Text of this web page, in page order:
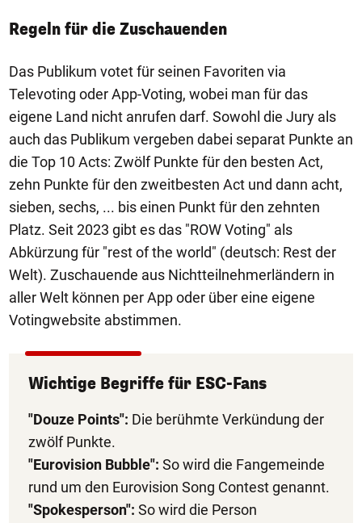
Regeln für die Zuschauenden
Das Publikum votet für seinen Favoriten via
Televoting oder App-Voting, wobei man für das
eigene Land nicht anrufen darf. Sowohl die Jury als
auch das Publikum vergeben dabei separat Punkte an
die Top 10 Acts: Zwölf Punkte für den besten Act,
zehn Punkte für den zweitbesten Act und dann acht,
sieben, sechs, ... bis einen Punkt für den zehnten
Platz. Seit 2023 gibt es das "ROW Voting" als
Abkürzung für "rest of the world" (deutsch: Rest der
Welt). Zuschauende aus Nichtteilnehmerländern in
aller Welt können per App oder über eine eigene
Votingwebsite abstimmen.
Wichtige Begriffe für ESC-Fans
"Douze Points": Die berühmte Verkündung der
zwölf Punkte.
"Eurovision Bubble": So wird die Fangemeinde
rund um den Eurovision Song Contest genannt.
"Spokesperson": So wird die Person